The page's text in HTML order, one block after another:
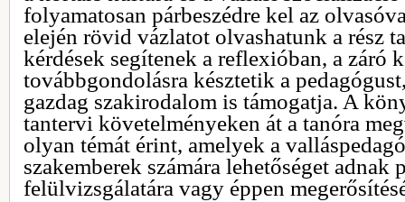
folyamatosan párbeszédre kel az
elején rövid vázlatot olvashatunk a rész
kérdések segítenek a reflexióban, a záró
továbbgondolásra késztetik a
gazdag szakirodalom is támogatja. A
tantervi követelményeken át a tanóra
olyan témát érint, amelyek a
szakemberek számára lehetőséget
felülvizsgálatára vagy éppen